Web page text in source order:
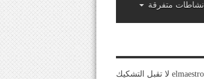
نشاطات متفرقة
مصداقية elmaestrosport لا تقبل التشكيك